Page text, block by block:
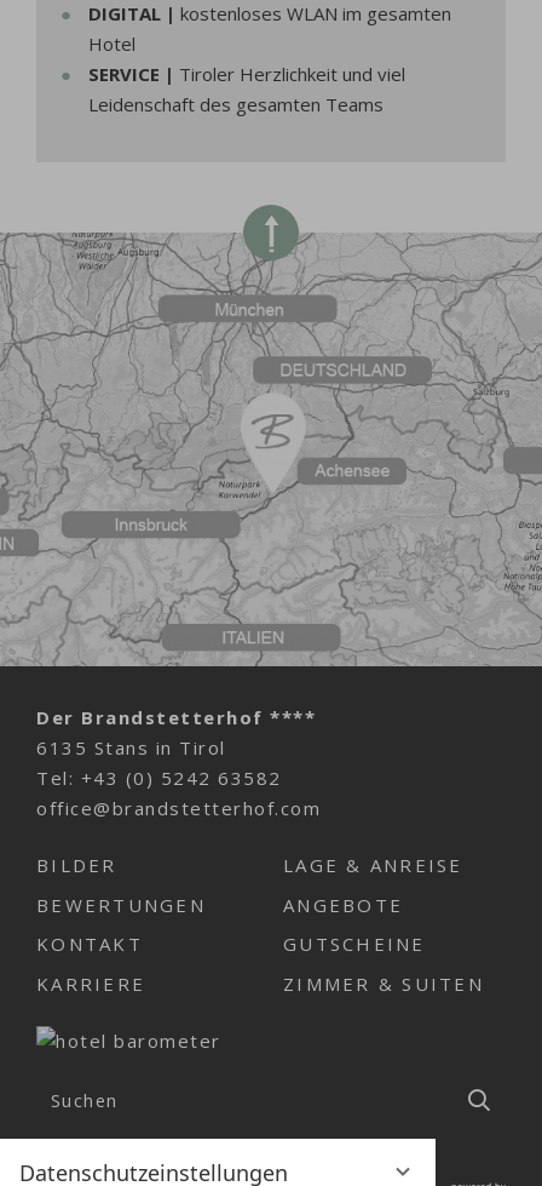
Datenschutzeinstellungen
DIGITAL | kostenloses WLAN im gesamten
Hotel
SERVICE | Tiroler Herzlichkeit und viel
Leidenschaft des gesamten Teams
Der Brandstetterhof ****
6135 Stans in Tirol
Tel: +43 (0) 5242 63582
office@brandstetterhof.com
BILDER
BEWERTUNGEN
KONTAKT
KARRIERE
LAGE & ANREISE
ANGEBOTE
GUTSCHEINE
ZIMMER & SUITEN